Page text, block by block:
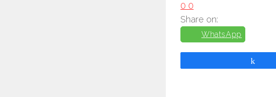
0 0
Share on:
WhatsApp